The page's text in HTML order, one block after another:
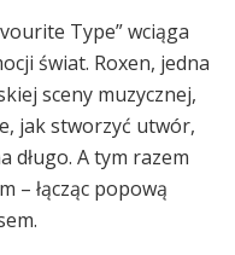
Type” wciąga
świat. Roxen, jedna
sceny muzycznej,
jak stworzyć utwór,
długo. A tym razem
– łącząc popową